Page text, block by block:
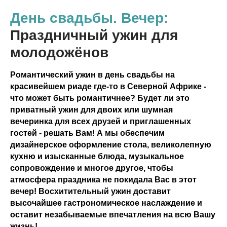
День свадьбы. Вечер:
Праздничный ужин для
молодожёнов
Романтический ужин в день свадьбы на
красивейшем риаде где-то в Северной Африке -
что может быть романтичнее? Будет ли это
приватный ужин для двоих или шумная
вечеринка для всех друзей и приглашенных
гостей - решать Вам! А мы обеспечим
дизайнерское оформление стола, великолепную
кухню и изысканные блюда, музыкальное
сопровождение и многое другое, чтобы
атмосфера праздника не покидала Вас в этот
вечер! Восхитительный ужин доставит
высочайшее гастрономическое наслаждение и
оставит незабываемые впечатления на всю Вашу